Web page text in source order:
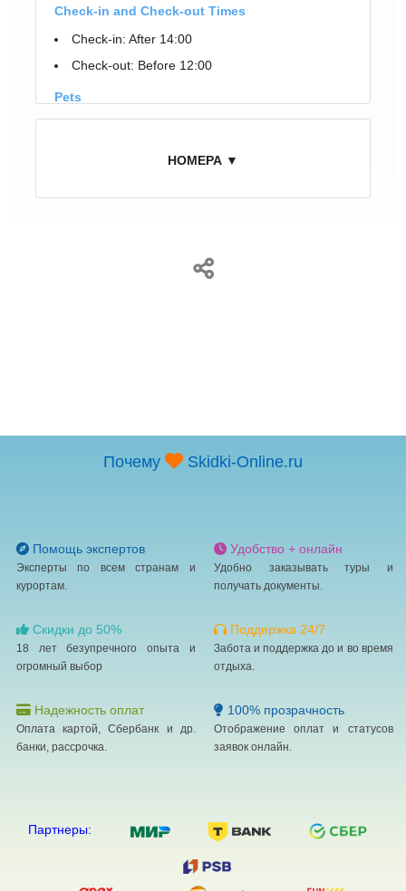
Check-in and Check-out Times
Check-in: After 14:00
Check-out: Before 12:00
Pets
НОМЕРА ▼
Почему Skidki-Online.ru
Помощь экспертов
Эксперты по всем странам и
курортам.
Удобство + онлайн
Удобно заказывать туры и
получать документы.
Скидки до 50%
18 лет безупречного опыта и
огромный выбор
Поддержка 24/7
Забота и поддержка до и во время
отдыха.
Надежность оплат
Оплата картой, Сбербанк и др.
банки, рассрочка.
100% прозрачность
Отображение оплат и статусов
заявок онлайн.
Партнеры: